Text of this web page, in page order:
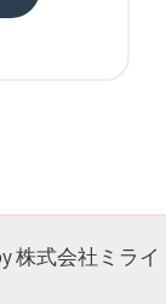
株式会社ミライ